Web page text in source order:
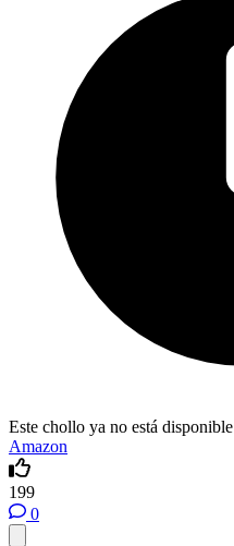
Este chollo ya no está disponible
Amazon
199
0